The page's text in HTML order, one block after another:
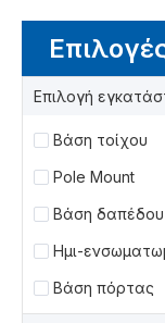
Επιλογή
Βάση τοίχου
Pole Mount
Βάση δαπέδου
Ημι-
Βάση πόρτας